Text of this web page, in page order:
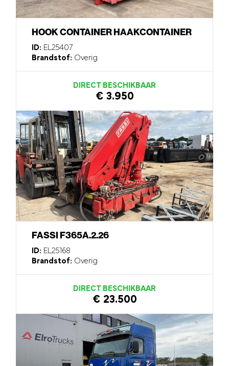
HOOK CONTAINER HAAKCONTAINER
ID: EL25407
Brandstof: Overig
DIRECT BESCHIKBAAR
€ 3.950
FASSI F365A.2.26
ID: EL25168
Brandstof: Overig
DIRECT BESCHIKBAAR
€ 23.500